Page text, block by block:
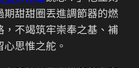
期甜甜圈丟進調節器的燃
，不竭筑牢崇奉之基、補
思惟之舵。